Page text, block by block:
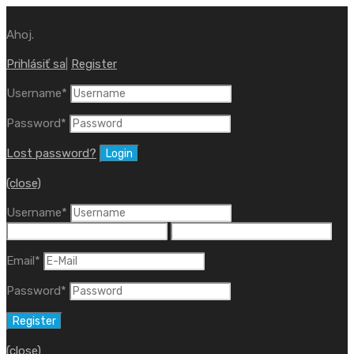
Ahoj.
Prihlásiť sa Register
Username*
Password*
Lost password?
(close)
Username*
Email*
Password*
(close)